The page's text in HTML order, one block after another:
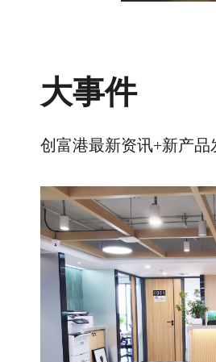
大事件
创富港最新资讯+新产